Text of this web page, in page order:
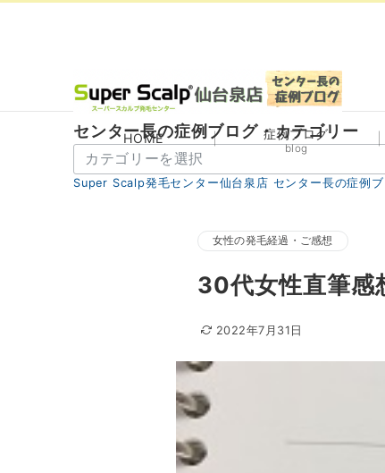
センター長の症例ブログ・カテゴリー
セ
ン
HOME 症例ブログ
blog
Super Scalp発毛センター仙台泉店 センター長の症例
女性の発毛経過・ご感想
30代女性直筆感
2022年7月31日